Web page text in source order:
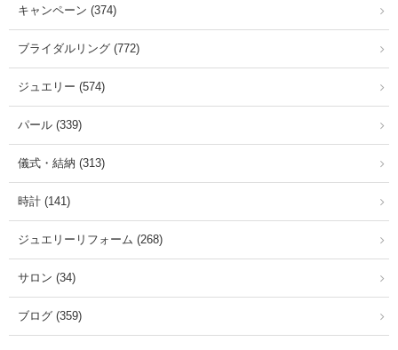
キャンペーン (374)
ブライダルリング (772)
ジュエリー (574)
パール (339)
儀式・結納 (313)
時計 (141)
ジュエリーリフォーム (268)
サロン (34)
ブログ (359)